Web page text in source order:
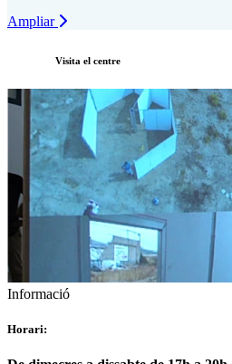
Ampliar
Visita el centre
Informació
Horari: